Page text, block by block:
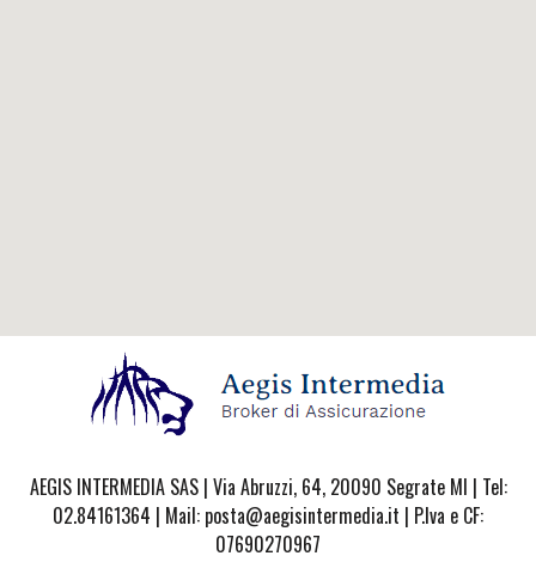
AEGIS INTERMEDIA SAS | Via Abruzzi, 64, 20090 Segrate MI | Tel:
02.84161364 | Mail: posta@aegisintermedia.it | P.Iva e CF:
07690270967